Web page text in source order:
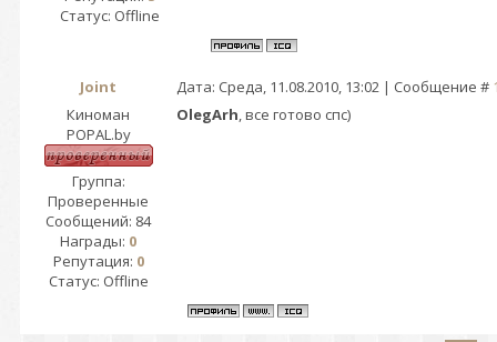
Статус: Offline
Joint Дата: Среда, 11.08.2010, 13:02 | Сообщение #
Киноман
POPAL.by
Группа:
Проверенные
Сообщений: 84
Награды: 0
Репутация: 0
Статус: Offline
OlegArh, все готово спс)